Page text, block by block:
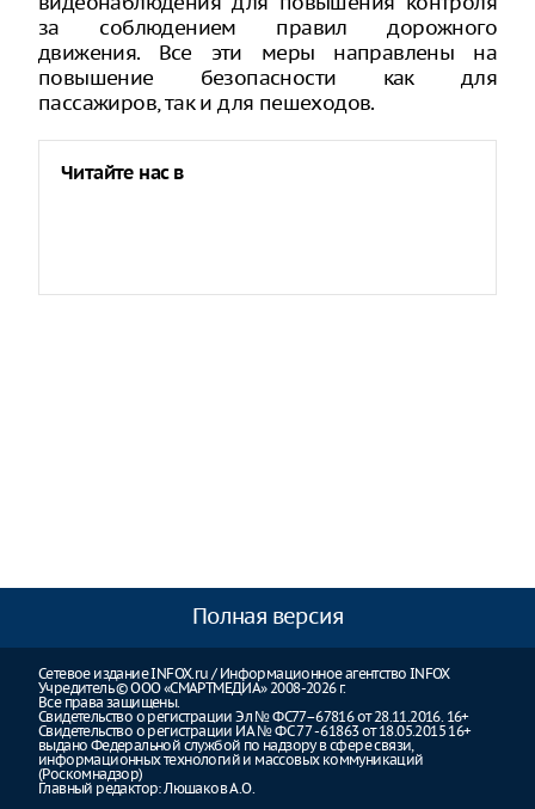
за соблюдением правил дорожного
движения. Все эти меры направлены на
повышение безопасности как для
пассажиров, так и для пешеходов.
Читайте нас в
Полная версия
Сетевое издание INFOX.ru / Информационное агентство INFOX
Учредитель © ООО «СМАРТМЕДИА» 2008-2026 г.
Все права защищены.
Свидетельство о регистрации Эл № ФС77–67816 от 28.11.2016. 16+
Свидетельство о регистрации ИА № ФС 77 - 61863 от 18.05.2015 16+
выдано Федеральной службой по надзору в сфере связи,
информационных технологий и массовых коммуникаций
(Роскомнадзор)
Главный редактор: Люшаков А.О.